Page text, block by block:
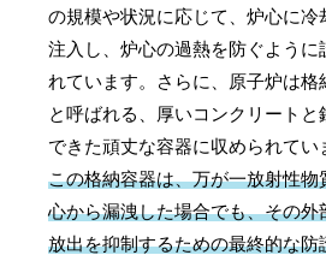
の規模や状況に応じて、炉心に冷
注入し、炉心の過熱を防ぐように
れています。さらに、原子炉は格
と呼ばれる、厚いコンクリートと
できた頑丈な容器に収められてい
この格納容器は、万が一放射性物
心から漏洩した場合でも、その外
放出を抑制するための最終的な防